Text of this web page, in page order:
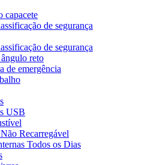
capacete
de segurança
de segurança
reto
de emergência
USB
Recarregável
Todos os Dias